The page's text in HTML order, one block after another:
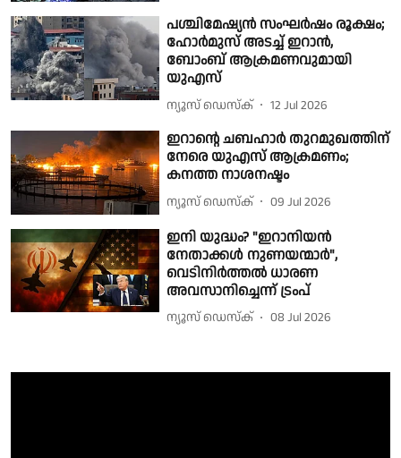
പശ്ചിമേഷ്യൻ സംഘർഷം രൂക്ഷം;
ഹോർമുസ് അടച്ച് ഇറാൻ,
ബോംബ് ആക്രമണവുമായി
യുഎസ്
ന്യൂസ് ഡെസ്ക് 12 Jul 2026
ഇറാൻ്റെ ചബഹാർ തുറമുഖത്തിന്
നേരെ യുഎസ് ആക്രമണം;
കനത്ത നാശനഷ്ടം
ന്യൂസ് ഡെസ്ക് 09 Jul 2026
ഇനി യുദ്ധം? "ഇറാനിയൻ
നേതാക്കൾ നുണയന്മാർ",
വെടിനിർത്തൽ ധാരണ
അവസാനിച്ചെന്ന് ട്രംപ്
ന്യൂസ് ഡെസ്ക് 08 Jul 2026